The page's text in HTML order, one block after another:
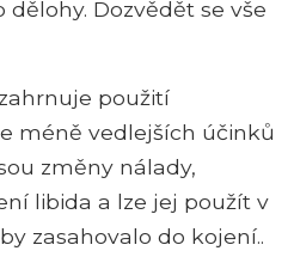
Dozvědět se vše
použití
méně vedlejších účinků
změny nálady,
libida a lze jej použít v
zasahovalo do kojení..